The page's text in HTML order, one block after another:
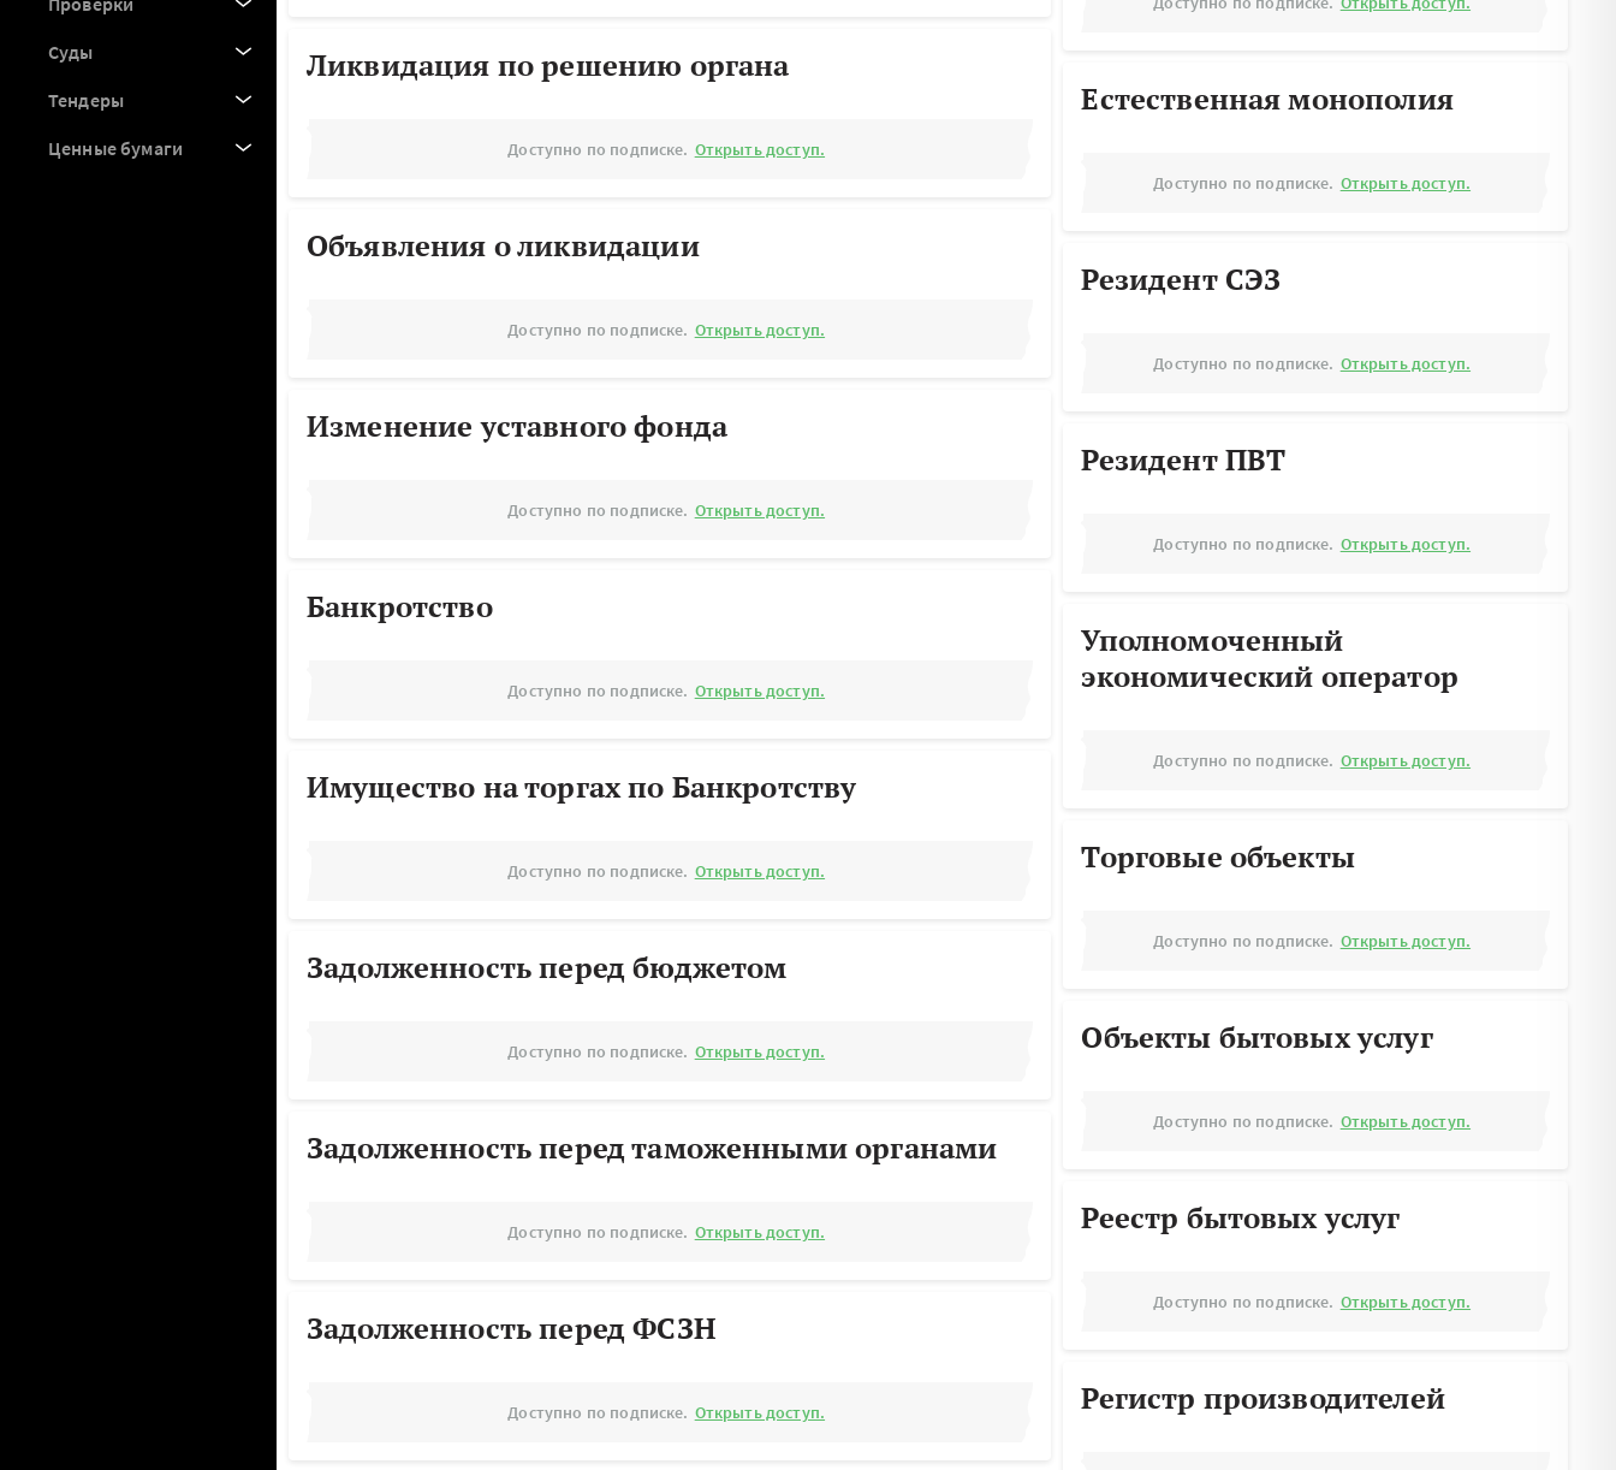
Суды
Тендеры
Ценные бумаги
Ликвидация по решению органа
Доступно по подписке. Открыть доступ.
Объявления о ликвидации
Доступно по подписке. Открыть доступ.
Изменение уставного фонда
Доступно по подписке. Открыть доступ.
Банкротство
Доступно по подписке. Открыть доступ.
Имущество на торгах по Банкротству
Доступно по подписке. Открыть доступ.
Задолженность перед бюджетом
Доступно по подписке. Открыть доступ.
Задолженность перед таможенными органами
Доступно по подписке. Открыть доступ.
Задолженность перед ФСЗН
Доступно по подписке. Открыть доступ.
Естественная монополия
Доступно по подписке. Открыть доступ.
Резидент СЭЗ
Доступно по подписке. Открыть доступ.
Резидент ПВТ
Доступно по подписке. Открыть доступ.
Уполномоченный
экономический оператор
Доступно по подписке. Открыть доступ.
Торговые объекты
Доступно по подписке. Открыть доступ.
Объекты бытовых услуг
Доступно по подписке. Открыть доступ.
Реестр бытовых услуг
Доступно по подписке. Открыть доступ.
Регистр производителей